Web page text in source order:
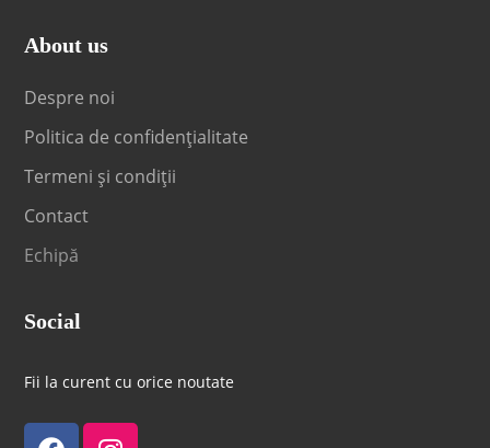
About us
Despre noi
Politica de confidențialitate
Termeni și condiții
Contact
Echipă
Social
Fii la curent cu orice noutate